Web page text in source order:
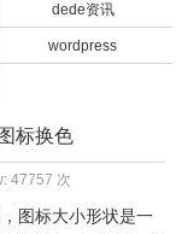
dede资讯
wordpress
标换色
47757 次
图标大小形状是一